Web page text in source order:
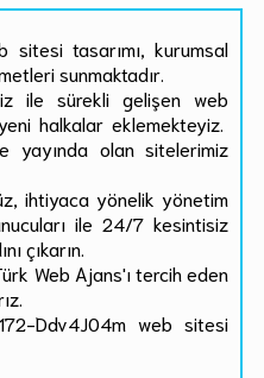
tasarımı, kurumsal
sunmaktadır.
ile sürekli gelişen web
halkalar eklemekteyiz.
yayında olan sitelerimiz
ihtiyaca yönelik yönetim
ile 24/7 kesintisiz
çıkarın.
Web Ajans'ı tercih eden
Ddv4J04m web sitesi